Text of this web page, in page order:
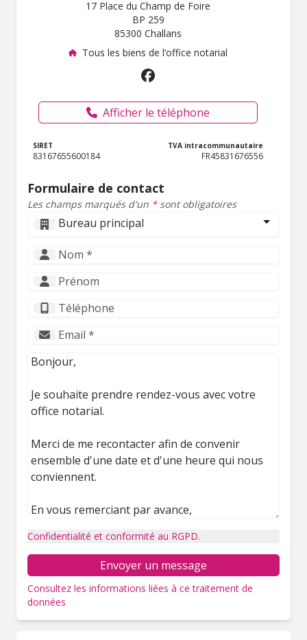
17 Place du Champ de Foire
BP 259
85300 Challans
Tous les biens de l’office notarial
Afficher le téléphone
SIRET
83167655600184
TVA intracommunautaire
FR45831676556
Formulaire de contact
Les champs marqués d'un *sont obligatoires
Bureau principal
Confidentialité et conformité au RGPD.
Envoyer un message
Consultez les informations liées à ce traitement de
données